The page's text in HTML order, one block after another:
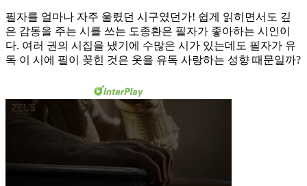
필자를 얼마나 자주 울렸던 시구였던가! 쉽게 읽히면서도 깊
은 감동을 주는 시를 쓰는 도종환은 필자가 좋아하는 시인이
다. 여러 권의 시집을 냈기에 수많은 시가 있는데도 필자가 유
독 이 시에 필이 꽂힌 것은 옷을 유독 사랑하는 성향 때문일까?